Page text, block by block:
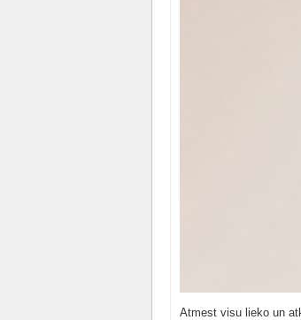
Atmest visu lieko un